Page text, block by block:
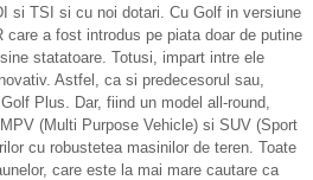
si TSI si cu noi dotari. Cu Golf in versiune
a fost introdus pe piata doar de putine
statatoare. Totusi, impart intre ele
Astfel, ca si predecesorul sau,
Plus. Dar, fiind un model all-round,
(Multi Purpose Vehicle) si SUV (Sport
cu robustetea masinilor de teren. Toate
care este la mai mare cautare ca